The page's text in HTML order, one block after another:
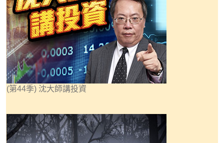
(第44季) 沈大師講投資